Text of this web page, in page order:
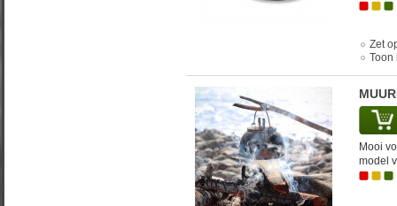
Zet
Toon
Mooi
model